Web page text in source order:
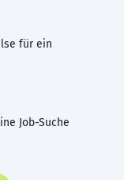
für ein
Job-Suche